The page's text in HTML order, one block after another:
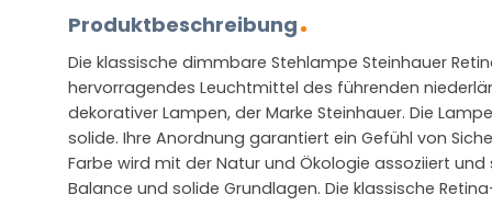
Produktbeschreibung
Die klassische dimmbare Stehlampe Steinhauer
hervorragendes Leuchtmittel des führenden
dekorativer Lampen, der Marke Steinhauer. Die
solide. Ihre Anordnung garantiert ein Gefühl von
Farbe wird mit der Natur und Ökologie assoziiert
Balance und solide Grundlagen. Die klassische